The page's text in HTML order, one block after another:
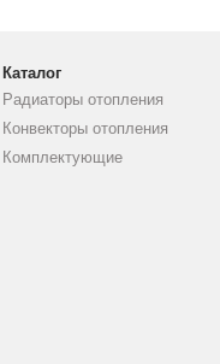
Каталог
Радиаторы отопления
Конвекторы отопления
Комплектующие